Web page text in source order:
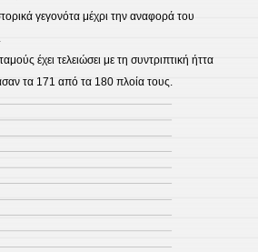
γεγονότα μέχρι την αναφορά του
έχει τελειώσει με τη συντριπτική ήττα
τα 171 από τα 180 πλοία τους.